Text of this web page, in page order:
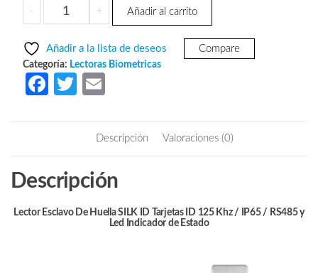
original
$4,402.20.$131.80.
-
ZKTECO
FR1500WP
Lector
Esclavo
De
ID
Khz
+ Añadir al carrito
Añadir a la lista de deseos Compare
Categoría: Lectoras Biometricas
Fa
o
T
itt
ail
Descripción Valoraciones (0)
Descripción
Lector Esclavo De Huella SILK ID Tarjetas ID 125 Khz / IP65 / RS485 y
Led Indicador de Estado